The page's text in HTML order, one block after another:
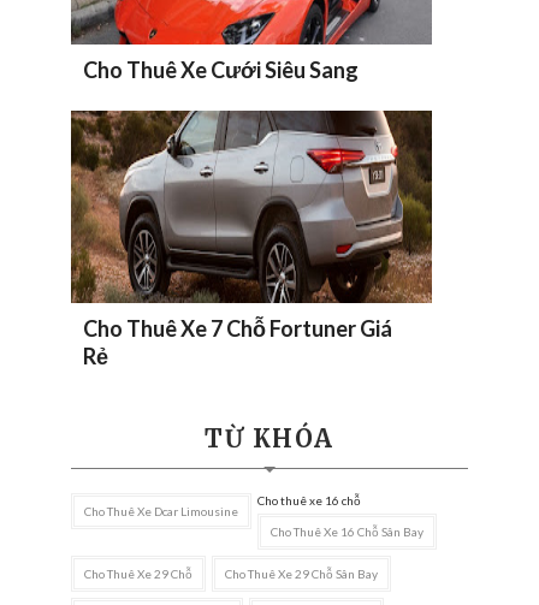
Cho Thuê Xe Cưới Siêu Sang
Cho Thuê Xe 7 Chỗ Fortuner Giá
Rẻ
TỪ KHÓA
Cho Thuê Xe Dcar Limousine
Cho thuê xe 16 chỗ
Cho Thuê Xe 16 Chỗ Sân Bay
Cho Thuê Xe 29 Chỗ Cho Thuê Xe 29 Chỗ Sân Bay